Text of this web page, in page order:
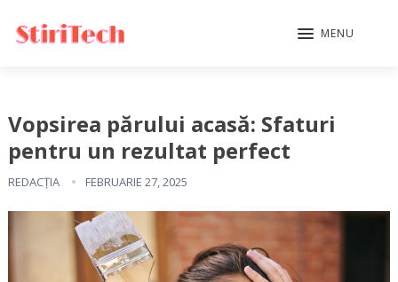
MENU
Vopsirea părului acasă: Sfaturi
pentru un rezultat perfect
REDACȚIA FEBRUARIE 27, 2025